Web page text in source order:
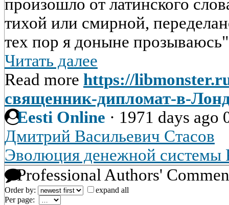
произошло от латинского
тихой или смирной,
тех пор я доныне
Читать далее
Read more https://
священник-дипломат-в-
Eesti Online · 1971 days ago
Дмитрий Васильевич Стасов
Эволюция денежной системы
Professional Authors'
Order by:
expand all
Per page: